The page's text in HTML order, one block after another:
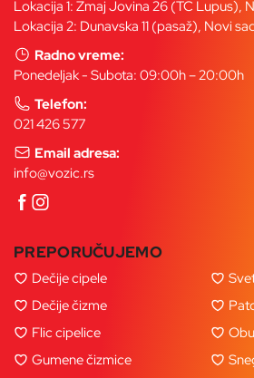
Lokacija 1: Zmaj Jovina 26 (TC Lupus),
Lokacija 2: Dunavska 11 (pasaž), Novi
Radno vreme:
Ponedeljak - Subota: 09:00h – 20:00h
Telefon:
021 426 577
Email adresa:
info@vozic.rs
PREPORUČUJEMO
Dečije cipele
Dečije čizme
Flic cipelice
Gumene čizmice